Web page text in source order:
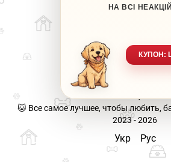
НА ВСІ
КУПОН:
063 217-20-99 066
Полная версия
🐱 Все самое лучшее, чтобы любить,
2023 - 2026
Укр Рус